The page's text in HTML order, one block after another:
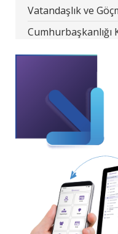
Vatandaşlık ve
Cumhurbaşkanlığı